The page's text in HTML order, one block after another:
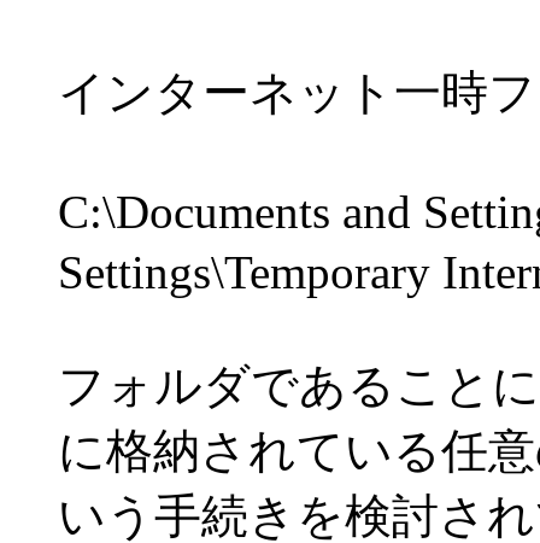
インターネット一時
C:\Documents and
Settings\Temporary
フォルダであること
に格納されている任
いう手続きを検討さ